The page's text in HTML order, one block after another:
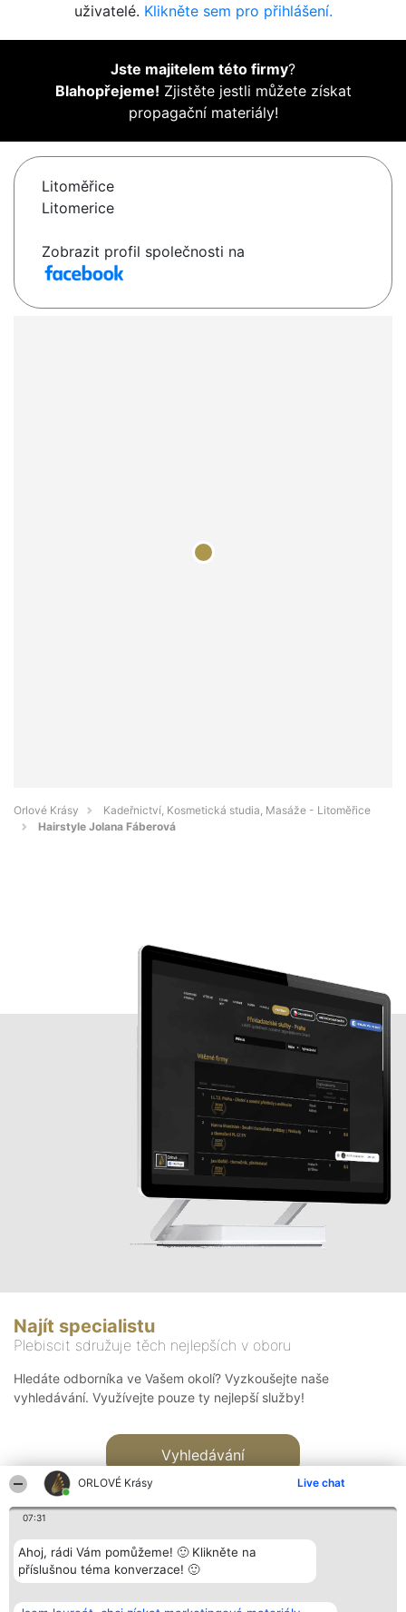
ORLOVÉ Krásy Live chat
07:31
Ahoj, rádi Vám pomůžeme! 🙂 Klikněte na
příslušnou téma konverzace! 🙂
uživatelé. Klikněte sem pro přihlášení.
Jste majitelem této firmy?
Blahopřejeme! Zjistěte jestli můžete získat
propagační materiály!
Litoměřice
Litomerice
Zobrazit profil společnosti na
Orlové Krásy
Kadeřnictví, Kosmetická studia, Masáže - Litoměřice
Hairstyle Jolana Fáberová
Najít specialistu
Plebiscit sdružuje těch nejlepších v oboru
Hledáte odborníka ve Vašem okolí? Vyzkoušejte naše
vyhledávání. Využívejte pouze ty nejlepší služby!
Vyhledávání
Bright Side Solutions sp. z o.
Vítězové
Kontakt